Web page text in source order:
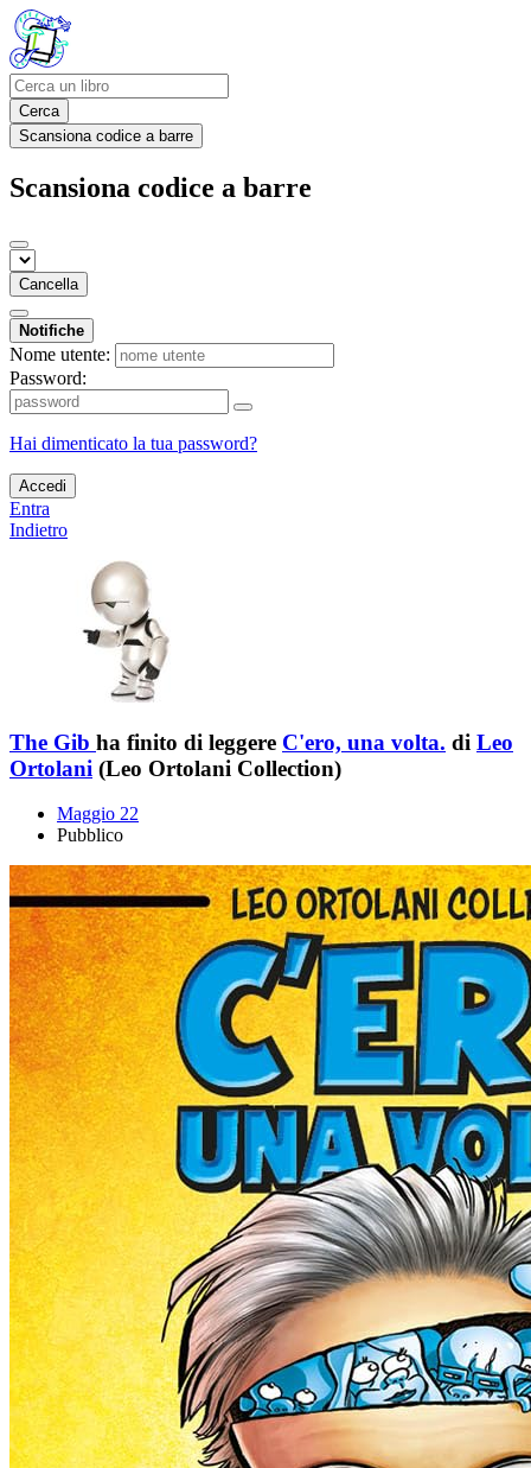
Cerca
Scansiona codice a barre
Scansiona codice a barre
Cancella
Notifiche
Nome utente:
Password:
Hai dimenticato la tua password?
Accedi
Entra
Indietro
The Gib ha finito di leggere C'ero, una volta. di Leo
Ortolani (Leo Ortolani Collection)
Maggio 22
Pubblico